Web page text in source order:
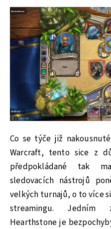
Co se týče již
Warcraft, tento sice z
předpokládané tak
sledovacích nástrojů
velkých turnajů, o to více
streamingu. Jedním
Hearthstone je